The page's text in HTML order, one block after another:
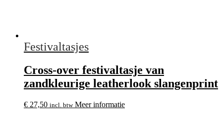
Festivaltasjes
Cross-over festivaltasje van
zandkleurige leatherlook slangenprint
€ 27,50 incl. btw Meer informatie